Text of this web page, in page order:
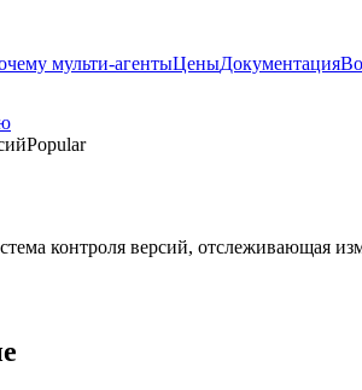
мульти-агентыЦеныДокументация
Popular
контроля версий, отслеживающая